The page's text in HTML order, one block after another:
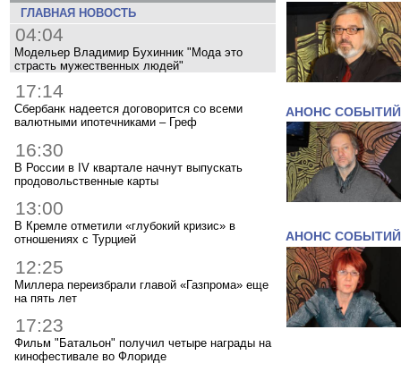
ГЛАВНАЯ НОВОСТЬ
04:04
Модельер Владимир Бухинник "Мода это
страсть мужественных людей"
17:14
Сбербанк надеется договорится со всеми
валютными ипотечниками – Греф
16:30
В России в IV квартале начнут выпускать
продовольственные карты
13:00
В Кремле отметили «глубокий кризис» в
отношениях с Турцией
12:25
Миллера переизбрали главой «Газпрома» еще
на пять лет
17:23
Фильм "Батальон" получил четыре награды на
кинофестивале во Флориде
АНОНС СОБЫТИЙ
АНОНС СОБЫТИЙ